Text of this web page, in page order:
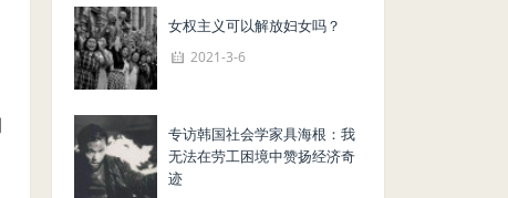
女权主义可以解放妇女吗？
2021-3-6
专访韩国社会学家具海根：我
无法在劳工困境中赞扬经济奇
迹